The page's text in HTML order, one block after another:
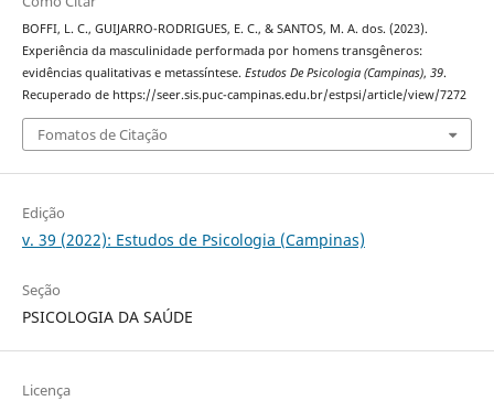
BOFFI, L. C., GUIJARRO-RODRIGUES, E. C., & SANTOS, M. A. dos. (2023).
Experiência da masculinidade performada por homens transgêneros:
evidências qualitativas e metassíntese. Estudos De Psicologia (Campinas), 39.
Recuperado de https://seer.sis.puc-campinas.edu.br/estpsi/article/view/7272
Fomatos de Citação
Edição
v. 39 (2022): Estudos de Psicologia (Campinas)
Seção
PSICOLOGIA DA SAÚDE
Licença